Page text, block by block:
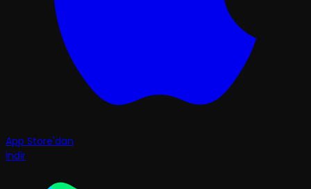
App Store'dan
İndir